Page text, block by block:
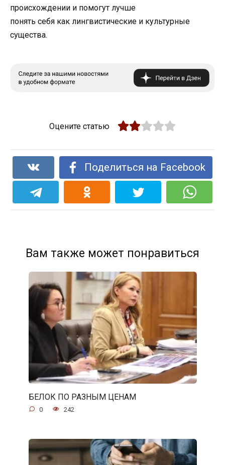
происхождении и помогут лучше
понять себя как лингвистические и культурные
существа.
Оцените статью
Поделиться на Facebook
Вам также может понравиться
БЕЛОК ПО РАЗНЫМ ЦЕНАМ
0 242